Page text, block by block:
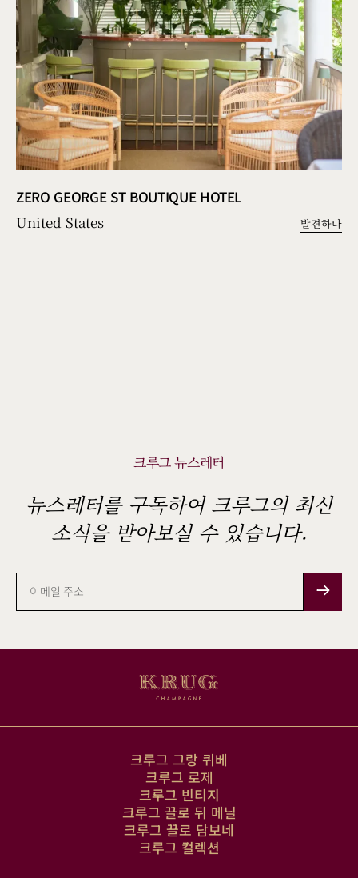
ZERO GEORGE ST BOUTIQUE HOTEL
United States 발견하다
크루그 뉴스레터
뉴스레터를 구독하여 크루그의 최신
소식을 받아보실 수 있습니다.
이
메
일
주
소
크루그 그랑 퀴베
크루그 로제
크루그 빈티지
크루그 끌로 뒤 메닐
크루그 끌로 담보네
크루그 컬렉션